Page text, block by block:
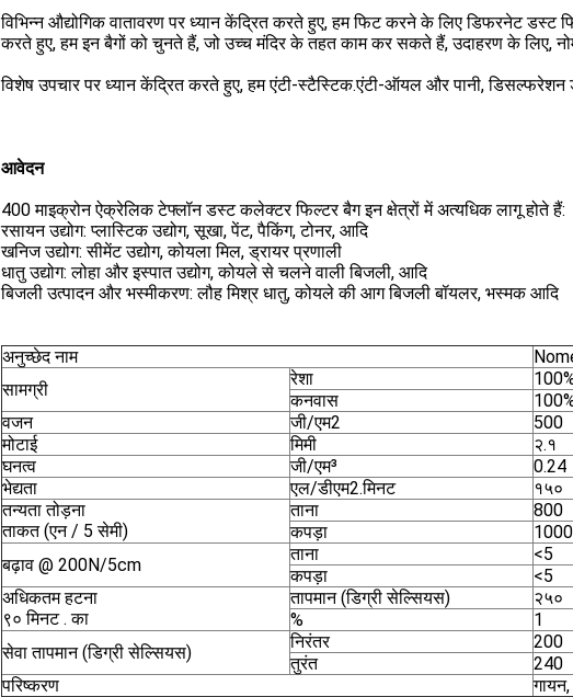
विभिन्न औद्योगिक वातावरण पर ध्यान केंद्रित करते हुए, हम फिट करने के लिए डिफरनेट
करते हुए, हम इन बैगों को चुनते हैं, जो उच्च मंदिर के तहत काम कर सकते हैं, उदाहरण के लिए,
विशेष उपचार पर ध्यान केंद्रित करते हुए, हम एंटी-स्टैस्टिक.एंटी-ऑयल और पानी,
आवेदन
400 माइक्रोन ऐक्रेलिक टेफ्लॉन डस्ट कलेक्टर फिल्टर बैग इन क्षेत्रों में अत्यधिक लागू होते हैं:
रसायन उद्योग: प्लास्टिक उद्योग, सूखा, पेंट, पैकिंग, टोनर, आदि
खनिज उद्योग: सीमेंट उद्योग, कोयला मिल, ड्रायर प्रणाली
धातु उद्योग: लोहा और इस्पात उद्योग, कोयले से चलने वाली बिजली, आदि
बिजली उत्पादन और भस्मीकरण: लौह मिश्र धातु, कोयले की आग बिजली बॉयलर, भस्मक आदि
अनुच्छेद नाम
सामग्री
रेशा
कनवास
वजन
जी/एम2
500
मोटाई
मिमी
२.१
घनत्व
जी/एम³
0.24
भेद्यता
एल/डीएम2.मिनट
१५०
तन्यता तोड़ना
ताकत (एन / 5 सेमी)
ताना
800
कपड़ा
1000
बढ़ाव @ 200N/5cm
ताना
<5
कपड़ा
<5
अधिकतम हटना
९० मिनट . का
तापमान (डिग्री सेल्सियस)
२५०
%
1
सेवा तापमान (डिग्री सेल्सियस)
निरंतर
200
तुरंत
240
परिष्करण